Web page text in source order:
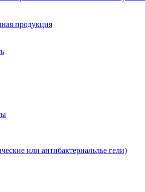
продукция
или антибактериальлье гели)